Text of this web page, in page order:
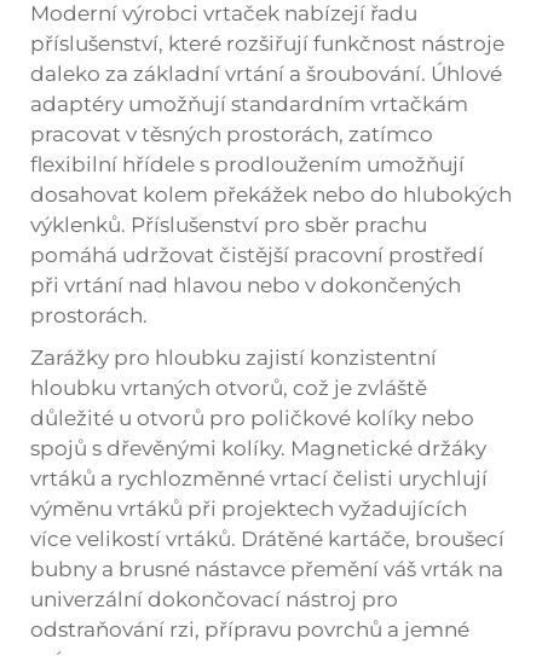
Moderní výrobci vrtaček nabízejí řadu
příslušenství, které rozšiřují funkčnost nástroje
daleko za základní vrtání a šroubování. Úhlové
adaptéry umožňují standardním vrtačkám
pracovat v těsných prostorách, zatímco
flexibilní hřídele s prodloužením umožňují
dosahovat kolem překážek nebo do hlubokých
výklenků. Příslušenství pro sběr prachu
pomáhá udržovat čistější pracovní prostředí
při vrtání nad hlavou nebo v dokončených
prostorách.
Zarážky pro hloubku zajistí konzistentní
hloubku vrtaných otvorů, což je zvláště
důležité u otvorů pro poličkové kolíky nebo
spojů s dřevěnými kolíky. Magnetické držáky
vrtáků a rychlozměnné vrtací čelisti urychlují
výměnu vrtáků při projektech vyžadujících
více velikostí vrtáků. Drátěné kartáče, broušecí
bubny a brusné nástavce přemění váš vrták na
univerzální dokončovací nástroj pro
odstraňování rzi, přípravu povrchů a jemné